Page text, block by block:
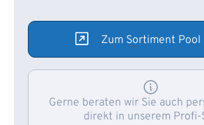
Zum Sortiment Pool
Gerne beraten wir Sie auch
direkt in unserem Profi-